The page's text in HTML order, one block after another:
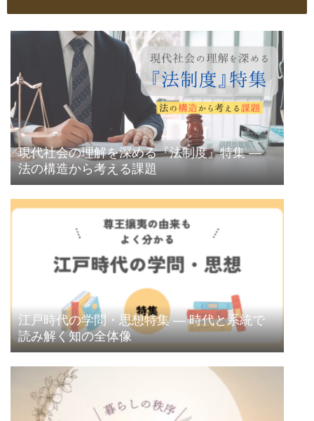
現代社会の理解を深める『法制度』特集 ―
法の構造から考える課題
江戸時代の学問・思想特集 ― 時代と系統で
読み解く知の全体像